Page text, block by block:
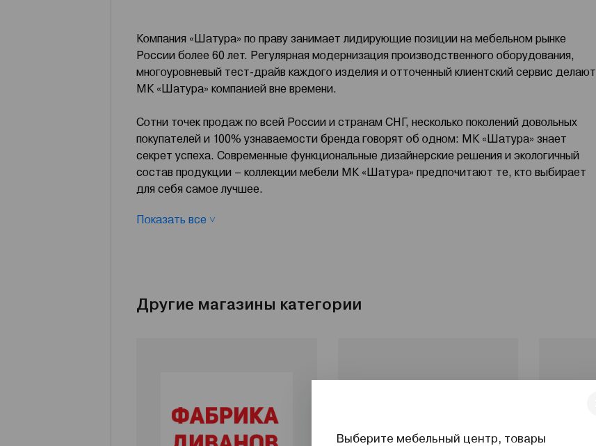
Компания «Шатура» по праву занимает лидирующие позиции на мебельном рынке
России более 60 лет. Регулярная модернизация производственного оборудования,
многоуровневый тест-драйв каждого изделия и отточенный клиентский сервис делают
МК «Шатура» компанией вне времени.
Сотни точек продаж по всей России и странам СНГ, несколько поколений довольных
покупателей и 100% узнаваемости бренда говорят об одном: МК «Шатура» знает
секрет успеха. Современные функциональные дизайнерские решения и экологичный
состав продукции – коллекции мебели МК «Шатура» предпочитают те, кто выбирает
для себя самое лучшее.
Наша цель — способствовать улучшению качества жизни покупателей через
Показать все ˅
Другие магазины категории
Выберите мебельный центр, товары